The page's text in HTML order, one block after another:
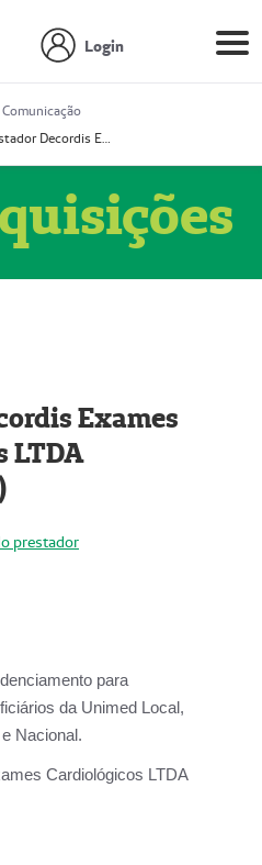
Login
Comunicação
Prestador Decordis Exames Cardiológicos LTDA (51004346-0)
Exames
LTDA
prestador
para
da Unimed Local,
Nacional.
Cardiológicos LTDA